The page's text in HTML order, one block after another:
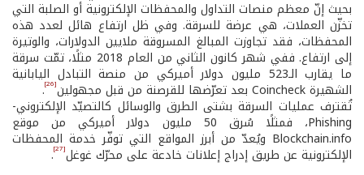
بحيث إنّ معظم منصات التداول والمحفظات الإلكترونية أو الصلبة التي
تخزّن العملات، هي عرضة للسرقة. وفي ظل ارتفاع هائل لعدد هذه
المحفظات، فقد تجاوزت المبالغ المسروقة ملايين الدولارات، والوتيرة
إلى ارتفاع. ففي شهر كانون الثاني من العام 2018 مثلًا، تمّت سرقة
ما يقارب الـ523 مليون دولار أميركي من منصة التبادل اليابانية
الشهيرة Coincheck بعد تعرّضها للقرصنة من قبل مجهولين [26]
.
تُقترف عمليات السرقة بشتى الطرق والوسائل كالتصيّد الإلكتروني-
Phishing، فمثلًا سُرق 50 مليون دولار أميركي من موقع
Blockchain.info ويُعدّ من أبرز المواقع التي توفّر خدمة المحفظات
الإلكترونية عن طريق إدراج إعلانات خادعة على محرّك غوغل[27]
.